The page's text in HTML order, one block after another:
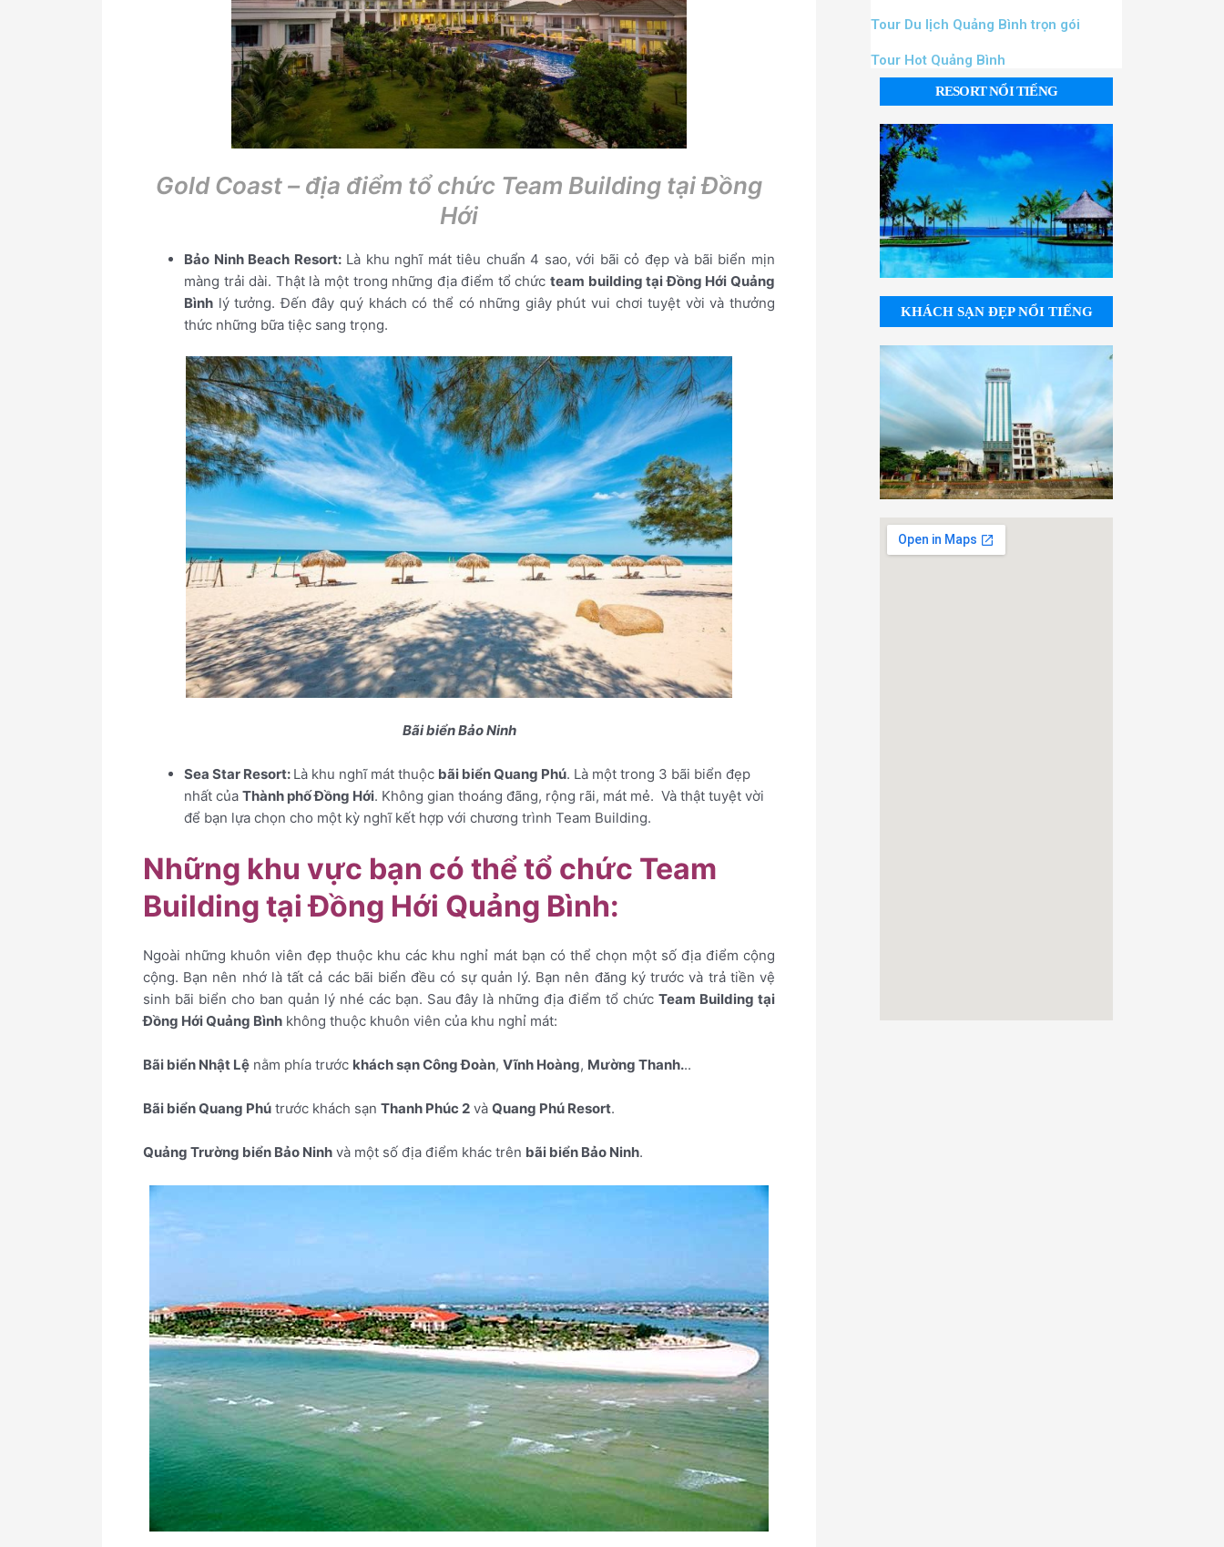
Gold Coast – địa điểm tổ chức Team Building tại Đồng
Hới
Bảo Ninh Beach Resort:Là khu nghĩ mát tiêu chuẩn 4 sao, với bãi cỏ đẹp và bãi biển mịn
màng trải dài. Thật là một trong những địa điểm tổ chứcteam building tại Đồng Hới Quảng
Bình lý tưởng. Đến đây quý khách có thể có những giây phút vui chơi tuyệt vời và thưởng
thức những bữa tiệc sang trọng.
Bãi biển Bảo Ninh
Sea Star Resort: Là khu nghĩ mát thuộc bãi biển Quang Phú. Là một trong 3 bãi biển đẹp
nhất của Thành phố Đồng Hới. Không gian thoáng đãng, rộng rãi, mát mẻ. Và thật tuyệt vời
để bạn lựa chọn cho một kỳ nghĩ kết hợp với chương trình Team Building.
Những khu vực bạn có thể tổ chức Team
Building tại Đồng Hới Quảng Bình:
Ngoài những khuôn viên đẹp thuộc khu các khu nghỉ mát bạn có thể chọn một số địa điểm cộng
cộng. Bạn nên nhớ là tất cả các bãi biển đều có sự quản lý. Bạn nên đăng ký trước và trả tiền vệ
sinh bãi biển cho ban quản lý nhé các bạn. Sau đây là những địa điểm tổ chứcTeam Building tại
Đồng Hới Quảng Bình không thuộc khuôn viên của khu nghỉ mát:
Bãi biển Nhật Lệ nằm phía trước khách sạn Công Đoàn, Vĩnh Hoàng, Mường Thanh...
Bãi biển Quang Phú trước khách sạn Thanh Phúc 2 và Quang Phú Resort.
Quảng Trường biển Bảo Ninh và một số địa điểm khác trên bãi biển Bảo Ninh.
Tour Du lịch Quảng Bình trọn gói
Tour Hot Quảng Bình
RESORT NỔI TIẾNG
KHÁCH SẠN ĐẸP NỔI TIẾNG